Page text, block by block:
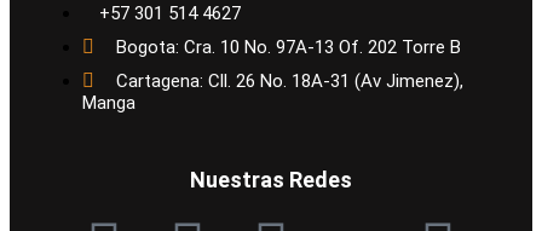
+57 301 514 4627
Bogota: Cra. 10 No. 97A-13 Of. 202 Torre B
Cartagena: Cll. 26 No. 18A-31 (Av Jimenez),
Manga
Nuestras Redes